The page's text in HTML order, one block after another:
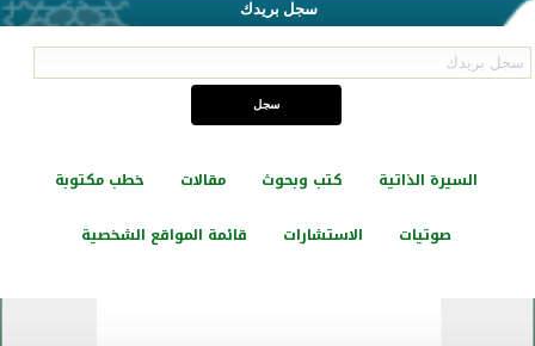
سجل بريدك
السيرة الذاتية كتب وبحوث مقالات خطب مكتوبة
صوتيات الاستشارات قائمة المواقع الشخصية